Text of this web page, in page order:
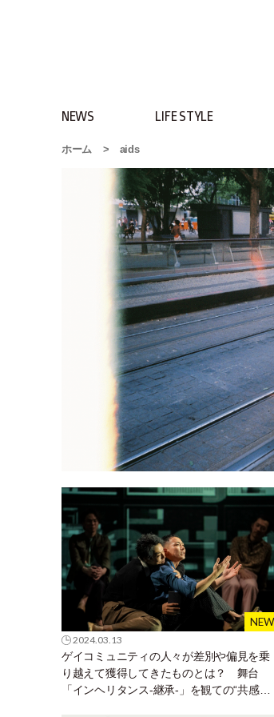
NEWS LIFE STYLE
ホーム > aids
2024.03.13
ゲイコミュニティの人々が差別や偏見を乗
り越えて獲得してきたものとは？ 舞台
「インヘリタンス-継承-」を観ての“共感と